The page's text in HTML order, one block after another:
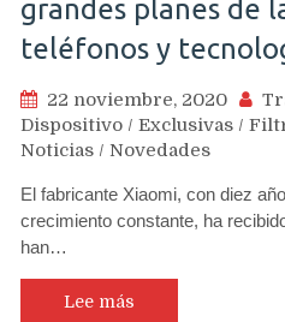
grandes planes de
teléfonos y
22 noviembre, 2020
Dispositivo / Exclusivas /
Noticias / Novedades
El fabricante Xiaomi, con diez
crecimiento constante, ha
han…
Lee más